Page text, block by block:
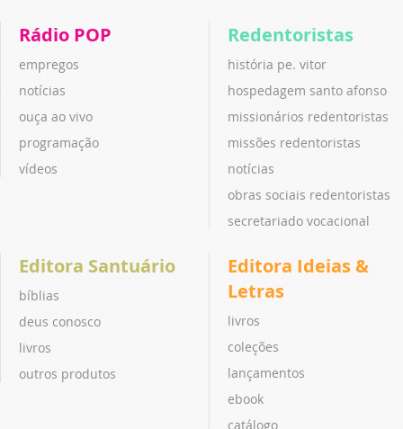
Rádio POP
empregos
notícias
ouça ao vivo
programação
vídeos
Redentoristas
história pe. vitor
hospedagem santo afonso
missionários redentoristas
missões redentoristas
notícias
obras sociais redentoristas
secretariado vocacional
Editora Santuário
bíblias
deus conosco
livros
outros produtos
Editora Ideias &
Letras
livros
coleções
lançamentos
ebook
catálogo